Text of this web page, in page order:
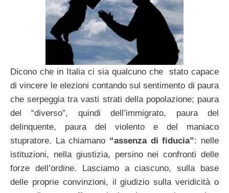
Dicono che in Italia ci sia qualcuno che stato capace
di vincere le elezioni contando sul sentimento di paura
che serpeggia tra vasti strati della popolazione; paura
del “diverso”, quindi dell’immigrato, paura del
delinquente, paura del violento e del maniaco
stupratore. La chiamano “assenza di fiducia”: nelle
istituzioni, nella giustizia, persino nei confronti delle
forze dell’ordine. Lasciamo a ciascuno, sulla base
delle proprie convinzioni, il giudizio sulla veridicità o